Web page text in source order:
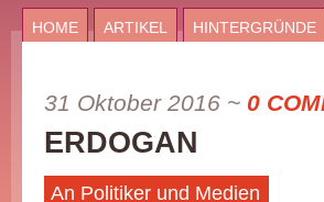
HOME ARTIKEL HINTERGRÜNDE
31 Oktober 2016 ~ 0
ERDOGAN
An Politiker und Medien